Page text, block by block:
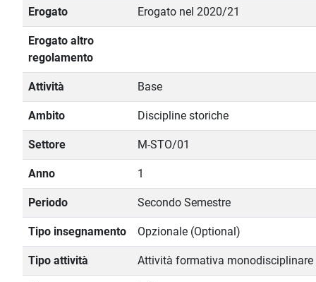
Erogato Erogato nel 2020/21
Erogato altro
regolamento
Attività Base
Ambito Discipline storiche
Settore M-STO/01
Anno 1
Periodo Secondo Semestre
Tipo insegnamento Opzionale (Optional)
Tipo attività Attività formativa monodisciplinare